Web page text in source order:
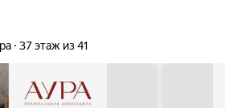
37 этаж из 41